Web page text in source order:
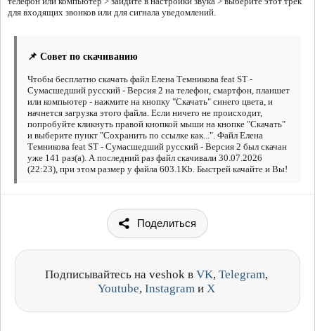
для входящих звонков или для сигнала уведомлений.
📌 Совет по скачиванию
Чтобы бесплатно скачать файл Елена Темникова feat ST -
Сумасшедший русский - Версия 2 на телефон, смартфон, планшет
или компьютер - нажмите на кнопку "Скачать" синего цвета, и
начнется загрузка этого файла. Если ничего не происходит,
попробуйте кликнуть правой кнопкой мыши на кнопке "Скачать"
и выберите пункт "Сохранить по ссылке как...". Файл Елена
Темникова feat ST - Сумасшедший русский - Версия 2 был скачан
уже 141 раз(а). А последний раз файл скачивали 30.07.2026
(22:23), при этом размер у файла 603.1Kb. Быстрей качайте и Вы!
Поделиться
Подписывайтесь на veshok в VK, Telegram,
Youtube, Instagram и X